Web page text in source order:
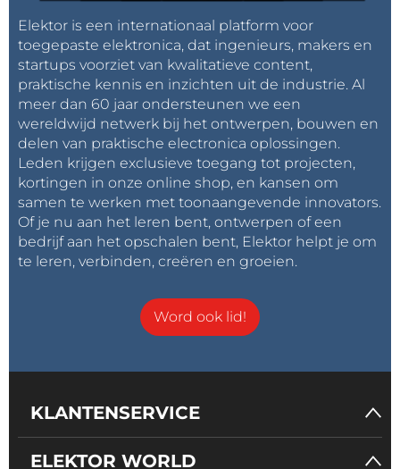
Elektor is een internationaal platform voor
toegepaste elektronica, dat ingenieurs, makers en
startups voorziet van kwalitatieve content,
praktische kennis en inzichten uit de industrie. Al
meer dan 60 jaar ondersteunen we een
wereldwijd netwerk bij het ontwerpen, bouwen en
delen van praktische electronica oplossingen.
Leden krijgen exclusieve toegang tot projecten,
kortingen in onze online shop, en kansen om
samen te werken met toonaangevende innovators.
Of je nu aan het leren bent, ontwerpen of een
bedrijf aan het opschalen bent, Elektor helpt je om
te leren, verbinden, creëren en groeien.
Word ook lid!
KLANTENSERVICE
ELEKTOR WORLD